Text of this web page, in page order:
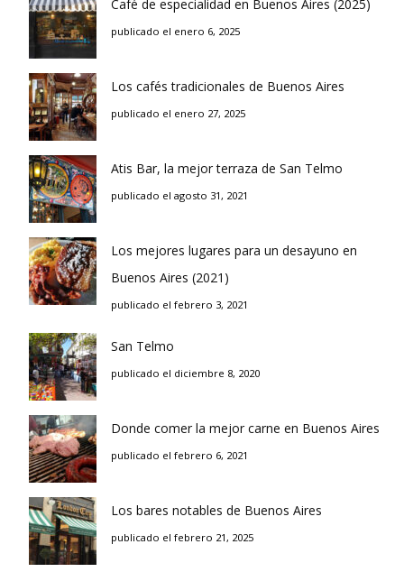
Café de especialidad en Buenos Aires (2025)
publicado el enero 6, 2025
Los cafés tradicionales de Buenos Aires
publicado el enero 27, 2025
Atis Bar, la mejor terraza de San Telmo
publicado el agosto 31, 2021
Los mejores lugares para un desayuno en
Buenos Aires (2021)
publicado el febrero 3, 2021
San Telmo
publicado el diciembre 8, 2020
Donde comer la mejor carne en Buenos Aires
publicado el febrero 6, 2021
Los bares notables de Buenos Aires
publicado el febrero 21, 2025